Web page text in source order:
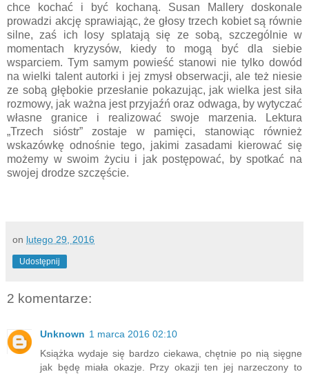
chce kochać i być kochaną. Susan Mallery doskonale
prowadzi akcję sprawiając, że głosy trzech kobiet są równie
silne, zaś ich losy splatają się ze sobą, szczególnie w
momentach kryzysów, kiedy to mogą być dla siebie
wsparciem. Tym samym powieść stanowi nie tylko dowód
na wielki talent autorki i jej zmysł obserwacji, ale też niesie
ze sobą głębokie przesłanie pokazując, jak wielka jest siła
rozmowy, jak ważna jest przyjaźń oraz odwaga, by wytyczać
własne granice i realizować swoje marzenia. Lektura
„Trzech sióstr” zostaje w pamięci, stanowiąc również
wskazówkę odnośnie tego, jakimi zasadami kierować się
możemy w swoim życiu i jak postępować, by spotkać na
swojej drodze szczęście.
on lutego 29, 2016
Udostępnij
2 komentarze:
Unknown 1 marca 2016 02:10
Książka wydaje się bardzo ciekawa, chętnie po nią sięgne
jak będę miała okazje. Przy okazji ten jej narzeczony to